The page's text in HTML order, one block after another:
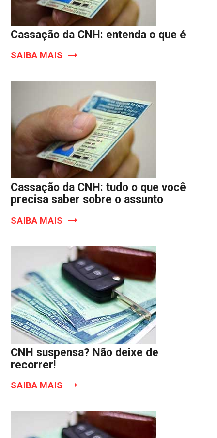
Cassação da CNH: entenda o que é
SAIBA MAIS
Cassação da CNH: tudo o que você
precisa saber sobre o assunto
SAIBA MAIS
CNH suspensa? Não deixe de
recorrer!
SAIBA MAIS